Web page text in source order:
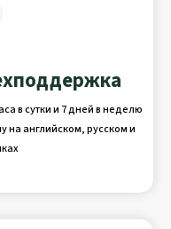
в сутки и 7 дней в неделю
на английском, русском и